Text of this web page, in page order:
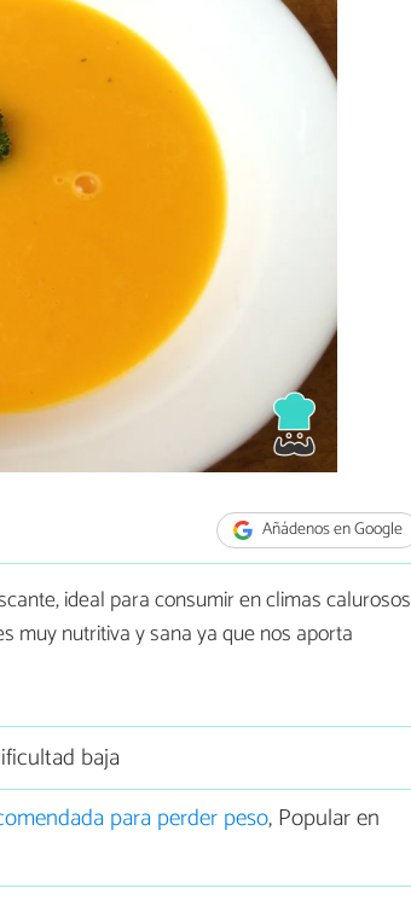
Añádenos en Google
ideal para consumir en climas calurosos
muy nutritiva y sana ya que nos aporta
baja
para perder peso, Popular en